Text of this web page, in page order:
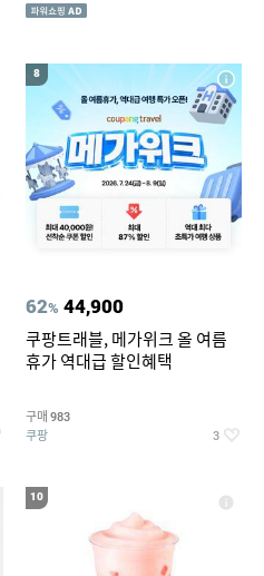
8
62% 44,900
쿠팡트래블, 메가위크 올 여름
휴가 역대급 할인혜택
구매 983
쿠팡 3
10